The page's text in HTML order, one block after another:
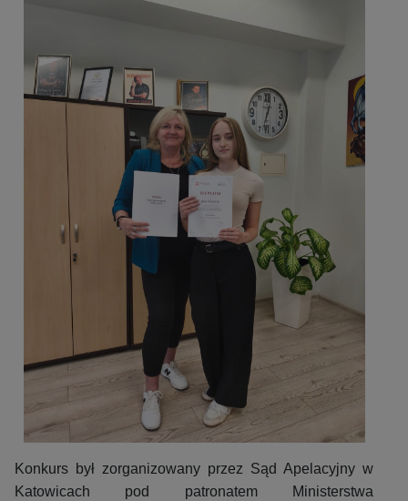
Konkurs był zorganizowany przez Sąd Apelacyjny w
Katowicach pod patronatem Ministerstwa